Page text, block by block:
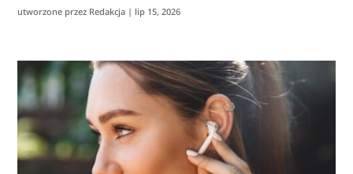
utworzone przez Redakcja | lip 15, 2026